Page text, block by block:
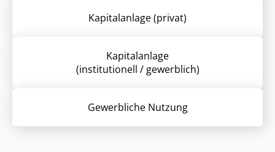
Kapitalanlage (privat)
Kapitalanlage
(institutionell / gewerblich)
Gewerbliche Nutzung